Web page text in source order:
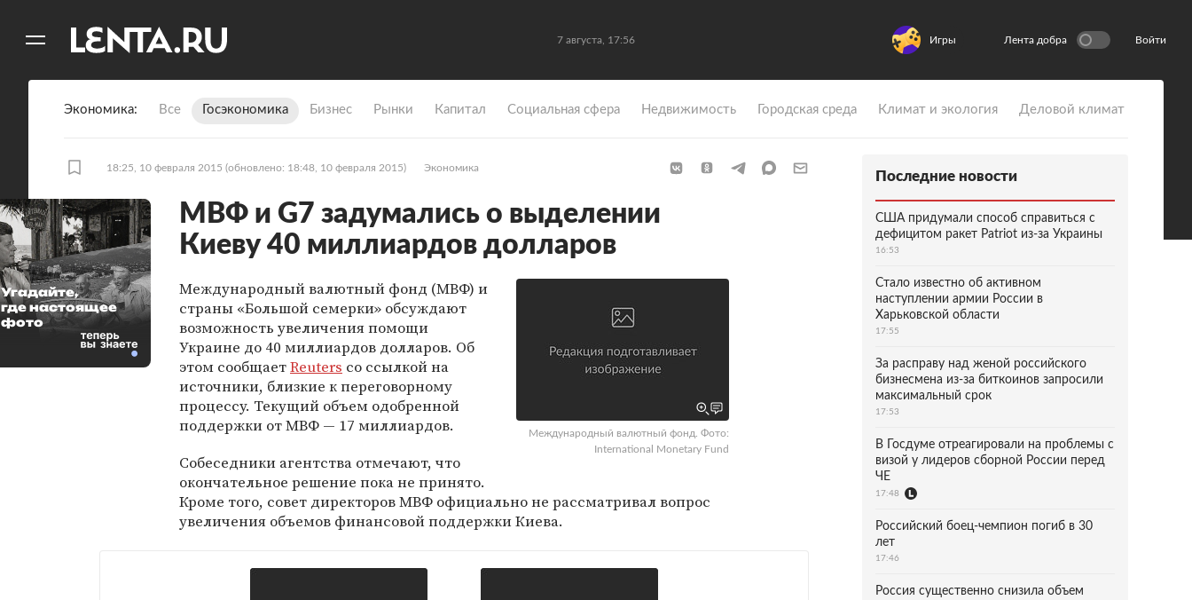
7 августа, 17:56 Игры Лента добра Войти
Экономика Все Госэкономика Бизнес Рынки Капитал Социальная сфера Недвижимость Городская среда Климат и экология Деловой климат
18:25, 10 февраля 2015 (обновлено: 18:48, 10 февраля 2015) Экономика
МВФ и G7 задумались о выделении
Киеву 40 миллиардов долларов
Международный валютный фонд. Фото:
International Monetary Fund
Международный валютный фонд (МВФ) и
страны «Большой семерки» обсуждают
возможность увеличения помощи
Украине до 40 миллиардов долларов. Об
этом сообщаетReuters со ссылкой на
источники, близкие к переговорному
процессу. Текущий объем одобренной
поддержки от МВФ — 17 миллиардов.
Собеседники агентства отмечают, что
окончательное решение пока не принято.
Кроме того, совет директоров МВФ официально не рассматривал вопрос
увеличения объемов финансовой поддержки Киева.
Угадайте,
где настоящее
фото
Последние новости
США придумали способ справиться с
дефицитом ракет Patriot из-за Украины
16:53
Стало известно об активном
наступлении армии России в
Харьковской области
17:55
За расправу над женой российского
бизнесмена из-за биткоинов запросили
максимальный срок
17:53
В Госдуме отреагировали на проблемы с
визой у лидеров сборной России перед
ЧЕ
17:48
Российский боец-чемпион погиб в 30
лет
17:46
Россия существенно снизила объем